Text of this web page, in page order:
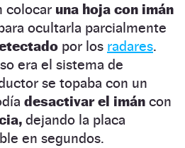
colocar una hoja con imán
ocultarla parcialmente
por los radares.
era el sistema de
se topaba con un
desactivar el imán con
dejando la placa
en segundos.